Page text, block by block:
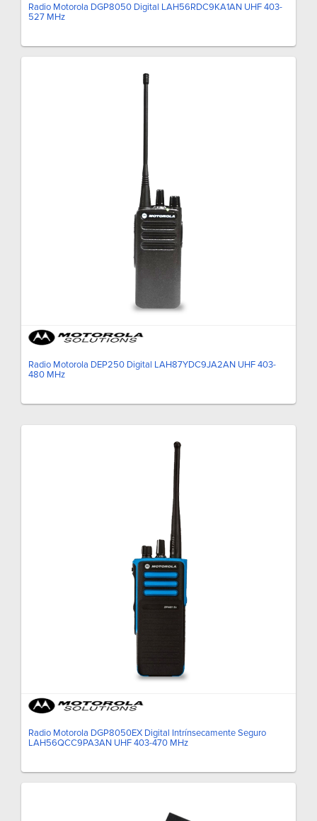
Radio Motorola DGP8050 Digital LAH56RDC9KA1AN UHF 403-
527 MHz
Radio Motorola DEP250 Digital LAH87YDC9JA2AN UHF 403-
480 MHz
Radio Motorola DGP8050EX Digital Intrínsecamente Seguro
LAH56QCC9PA3AN UHF 403-470 MHz